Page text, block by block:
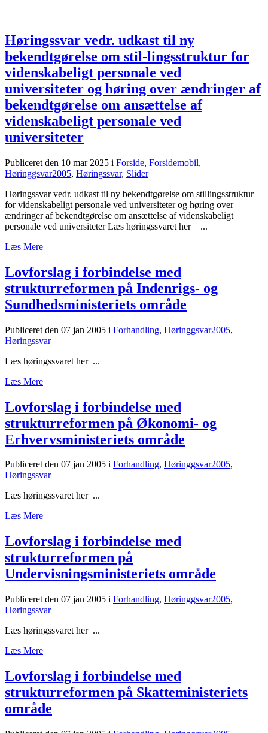
Høringssvar vedr. udkast til ny
bekendtgørelse om stil-lingsstruktur for
videnskabeligt personale ved
universiteter og høring over ændringer af
bekendtgørelse om ansættelse af
videnskabeligt personale ved
universiteter
Publiceret den 10 mar 2025 i Forside, Forsidemobil,
Høringgsvar2005, Høringssvar, Slider
Høringssvar vedr. udkast til ny bekendtgørelse om stillingsstruktur
for videnskabeligt personale ved universiteter og høring over
ændringer af bekendtgørelse om ansættelse af videnskabeligt
personale ved universiteter Læs høringssvaret her ...
Læs Mere
Lovforslag i forbindelse med
strukturreformen på Indenrigs- og
Sundhedsministeriets område
Publiceret den 07 jan 2005 i Forhandling, Høringgsvar2005,
Høringssvar
Læs høringssvaret her ...
Læs Mere
Lovforslag i forbindelse med
strukturreformen på Økonomi- og
Erhvervsministeriets område
Publiceret den 07 jan 2005 i Forhandling, Høringgsvar2005,
Høringssvar
Læs høringssvaret her ...
Læs Mere
Lovforslag i forbindelse med
strukturreformen på
Undervisningsministeriets område
Publiceret den 07 jan 2005 i Forhandling, Høringgsvar2005,
Høringssvar
Læs høringssvaret her ...
Læs Mere
Lovforslag i forbindelse med
strukturreformen på Skatteministeriets
område